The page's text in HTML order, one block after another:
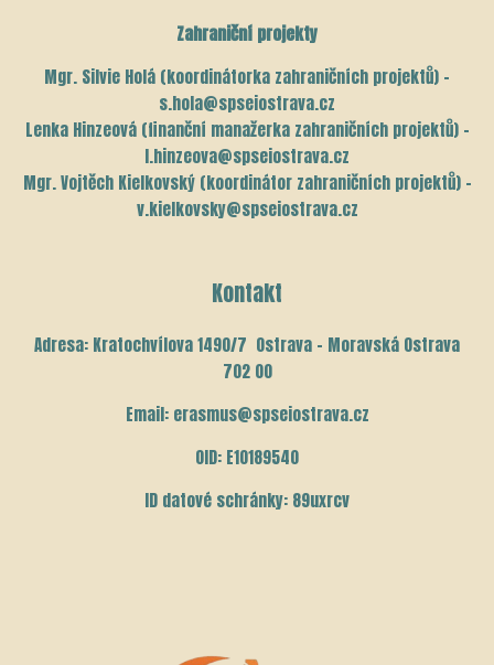
Zahraniční projekty
Mgr. Silvie Holá (koordinátorka zahraničních projektů) –
s.hola@spseiostrava.cz
Lenka Hinzeová (finanční manažerka zahraničních projektů) –
l.hinzeova@spseiostrava.cz
Mgr. Vojtěch Kielkovský (koordinátor zahraničních projektů) –
v.kielkovsky@spseiostrava.cz
Kontakt
Adresa: Kratochvílova 1490/7 Ostrava – Moravská Ostrava
702 00
Email: erasmus@spseiostrava.cz
OID: E10189540
ID datové schránky: 89uxrcv